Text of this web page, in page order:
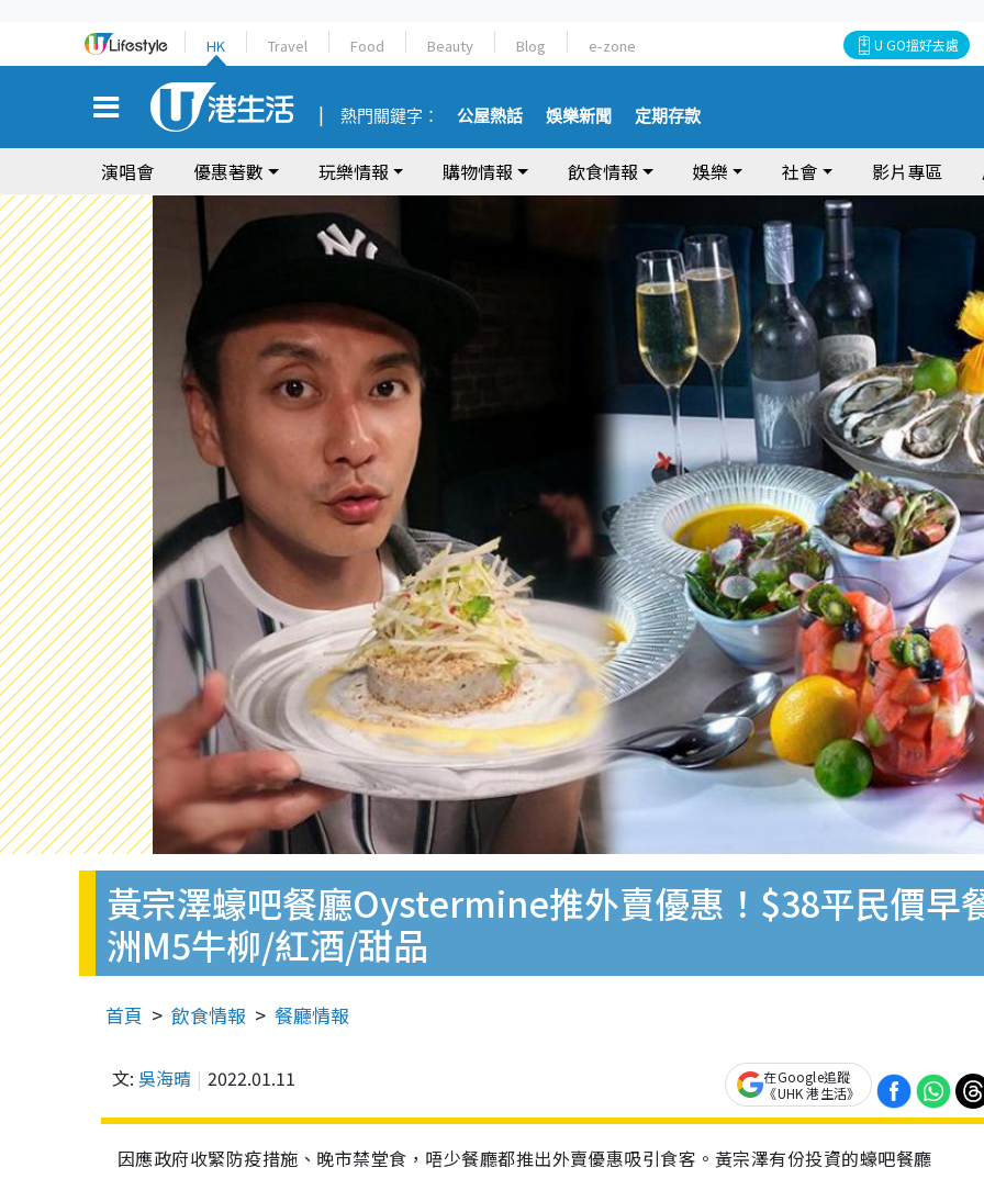
HK Travel Food Beauty Blog e-zone U GO搵好去處
熱門關鍵字： 公屋熱話 娛樂新聞 定期存款
演唱會 優惠著數 玩樂情報 購物情報 飲食情報 娛樂 社會 影片專區
黃宗澤蠔吧餐廳Oystermine推外賣優惠！$38平民價早
洲M5牛柳/紅酒/甜品
首頁 飲食情報 餐廳情報
文: 吳海晴 2022.01.11
在Google追蹤
《UHK 港生活》
因應政府收緊防疫措施、晚市禁堂食，唔少餐廳都推出外賣優惠吸引食客。黃宗澤有份投資的蠔吧餐廳